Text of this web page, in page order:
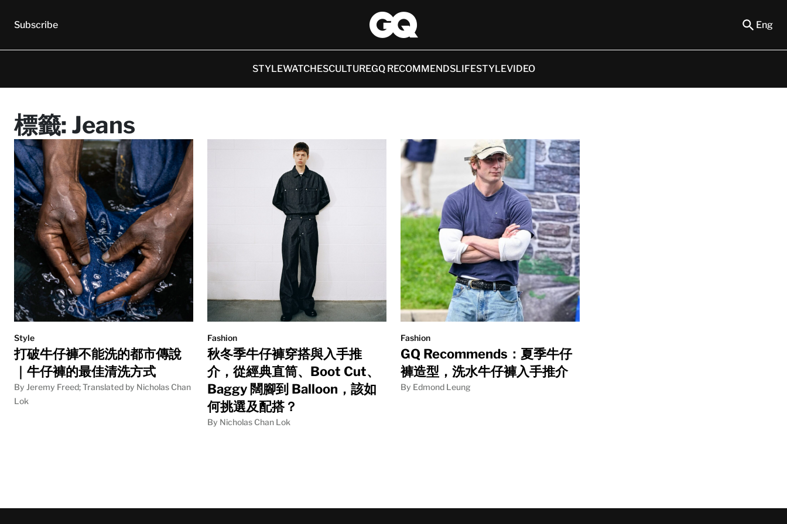
Subscribe Eng
STYLEWATCHESCULTUREGQ RECOMMENDSLIFESTYLEVIDEO
標籤: Jeans
Style
打破牛仔褲不能洗的都市傳說
｜牛仔褲的最佳清洗方式
By Jeremy Freed; Translated by Nicholas Chan
Lok
Fashion
秋冬季牛仔褲穿搭與入手推
介，從經典直筒、Boot Cut、
Baggy 闊腳到 Balloon，該如
何挑選及配搭？
By Nicholas Chan Lok
Fashion
GQ Recommends：夏季牛仔
褲造型，洗水牛仔褲入手推介
By Edmond Leung